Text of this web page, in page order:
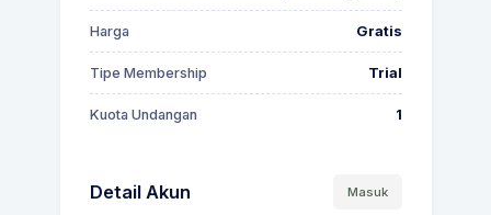
Harga Gratis
Tipe Membership Trial
Kuota Undangan 1
Detail Akun Masuk